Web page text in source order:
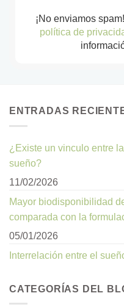
¡No enviamos
política de
ENTRADAS
¿Existe un vinculo entre
sueño?
11/02/2026
Mayor biodisponibilidad
comparada con la
05/01/2026
Interrelación entre el
CATEGORÍAS DEL